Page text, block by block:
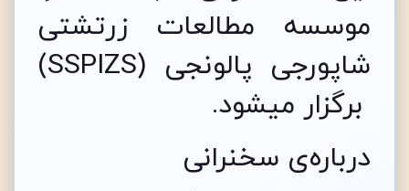
موسسه مطالعات زرتشتی
شاپورجی پالونجی (SSPIZS)
برگزار می­شود.
درباره­‌ی سخنرانی